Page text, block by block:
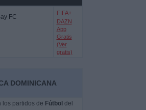
FC
FIFA+
DAZN
App
Gratis
(Ver
gratis)
DOMINICANA
los partidos de Fútbol del